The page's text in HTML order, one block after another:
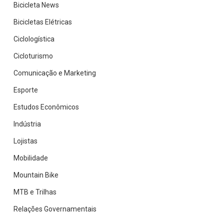
Bicicleta News
Bicicletas Elétricas
Ciclologística
Cicloturismo
Comunicação e Marketing
Esporte
Estudos Econômicos
Indústria
Lojistas
Mobilidade
Mountain Bike
MTB e Trilhas
Relações Governamentais